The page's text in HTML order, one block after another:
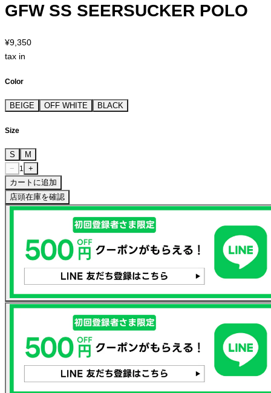
GFW SS SEERSUCKER POLO
¥9,350
tax in
Color
BEIGE OFF WHITE BLACK
Size
S
M
−
1
+
カートに追加
店頭在庫を確認